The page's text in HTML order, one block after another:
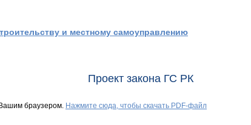
и местному самоуправлению
Проект закона ГС РК
браузером. Нажмите сюда, чтобы скачать PDF-файл